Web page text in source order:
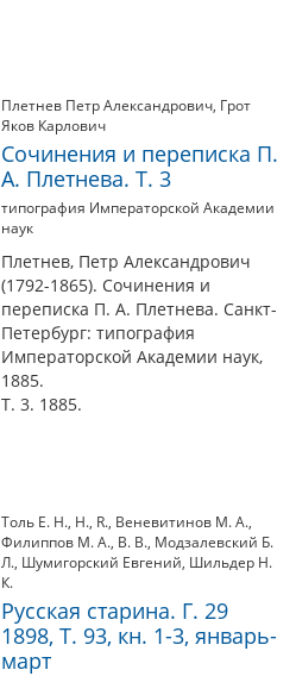
Плетнев Петр Александрович, Грот
Яков Карлович
Сочинения и переписка П.
А. Плетнева. Т. 3
типография Императорской Академии
наук
Плетнев, Петр Александрович
(1792-1865). Сочинения и
переписка П. А. Плетнева. Санкт-
Петербург: типография
Императорской Академии наук,
1885.
Т. 3. 1885.
Толь Е. Н., Н., R., Веневитинов М. А.,
Филиппов М. А., В. В., Модзалевский Б.
Л., Шумигорский Евгений, Шильдер Н.
К.
Русская старина. Г. 29
1898, Т. 93, кн. 1-3, январь-
март